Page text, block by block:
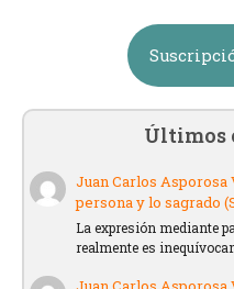
Últimos
Juan Carlos
persona y lo sagrado
La expresión mediante
realmente es